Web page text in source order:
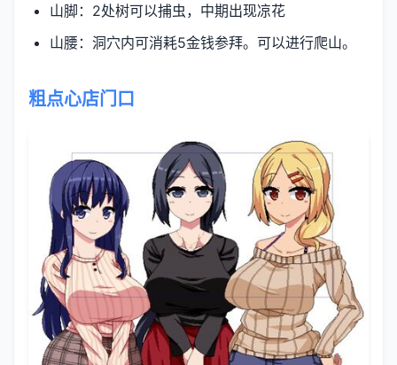
山脚：2处树可以捕虫，中期出现凉花
山腰：洞穴内可消耗5金钱参拜。可以进行爬山。
粗点心店门口